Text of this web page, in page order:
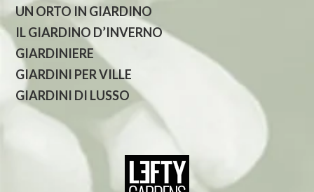
UN ORTO IN GIARDINO
IL GIARDINO D’INVERNO
GIARDINIERE
GIARDINI PER VILLE
GIARDINI DI LUSSO